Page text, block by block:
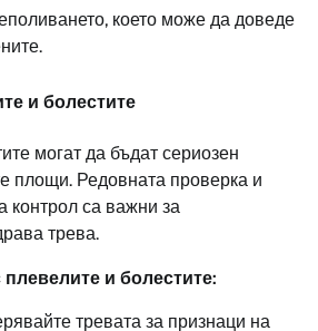
което може да доведе
и болестите
могат да бъдат сериозен
площи. Редовната проверка и
контрол са важни за
трева.
и болестите:
тревата за признаци на